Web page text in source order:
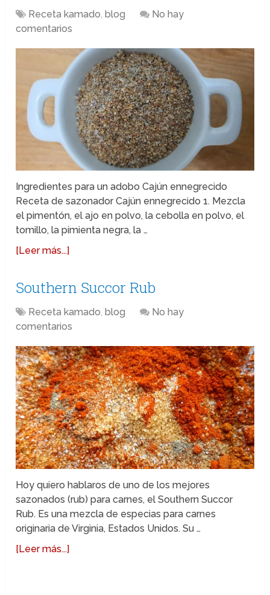
Receta kamado,blog
No hay
comentarios
Ingredientes para un adobo Cajún ennegrecido
Receta de sazonador Cajún ennegrecido 1. Mezcla
el pimentón, el ajo en polvo, la cebolla en polvo, el
tomillo, la pimienta negra, la …
[Leer más...]
Southern Succor Rub
Receta kamado, blog
No hay
comentarios
Hoy quiero hablaros de uno de los mejores
sazonados (rub) para carnes, el Southern Succor
Rub. Es una mezcla de especias para carnes
originaria de Virginia, Estados Unidos. Su …
[Leer más...]